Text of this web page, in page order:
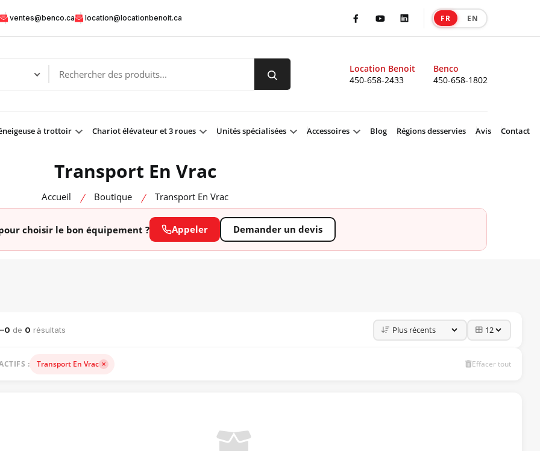
ventes@benco.ca location@locationbenoit.ca FacebookYoutubeLinkedIn FR | EN
Location Benoit
450-658-2433
Benco
450-658-1802
à trottoir Chariot élévateur et 3 roues Unités spécialisées Accessoires Blog Régions desservies Avis Contact
Transport En Vrac
Accueil Boutique Transport En Vrac
choisir le bon équipement ? Appeler Demander un devis
de 0 résultats
: Transport En Vrac Effacer tout